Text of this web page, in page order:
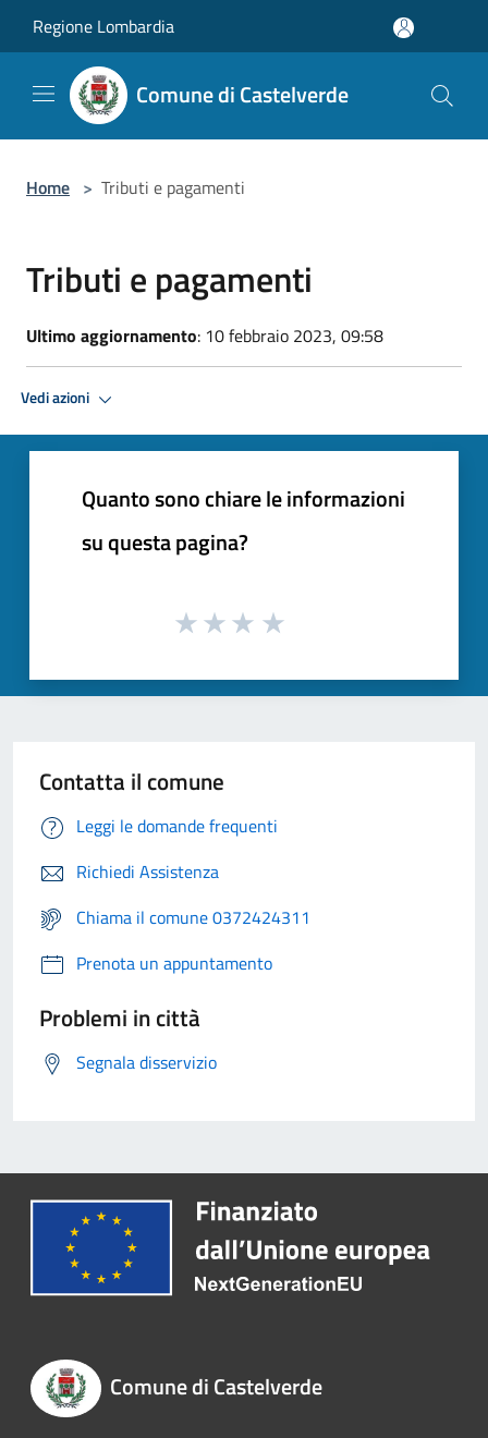
Regione Lombardia
Comune di Castelverde
Home > Tributi e pagamenti
Tributi e pagamenti
Ultimo aggiornamento: 10 febbraio 2023, 09:58
Vedi azioni
Quanto sono chiare le informazioni
su questa pagina?
Contatta il comune
Leggi le domande frequenti
Richiedi Assistenza
Chiama il comune 0372424311
Prenota un appuntamento
Problemi in città
Segnala disservizio
Comune di Castelverde